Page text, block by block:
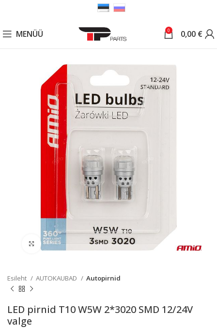
MENÜÜ 0 0,00 €
Kliki lülitamiseks
Esileht AUTOKAUBAD Autopirnid
LED pirnid T10 W5W 2*3020 SMD 12/24V
valge